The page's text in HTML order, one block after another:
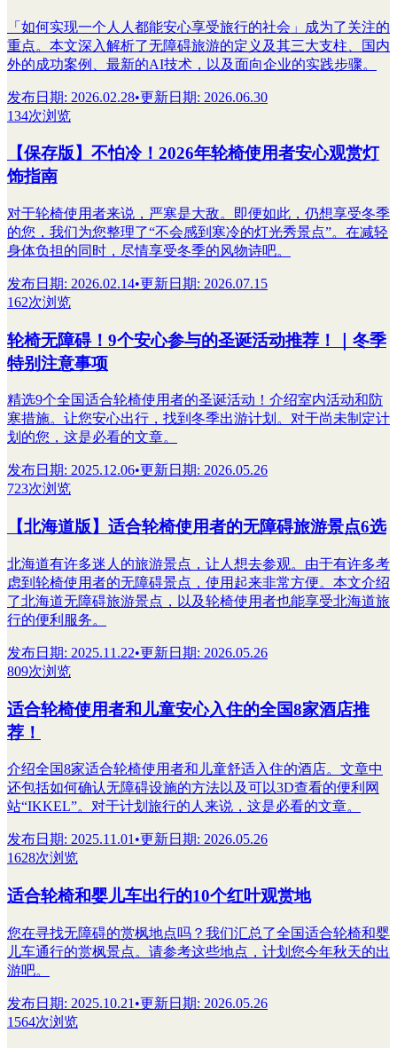
「如何实现一个人人都能安心享受旅行的社会」成为了关注的
重点。本文深入解析了无障碍旅游的定义及其三大支柱、国内
外的成功案例、最新的AI技术，以及面向企业的实践步骤。
发布日期: 2026.02.28•更新日期: 2026.06.30
134次浏览
【保存版】不怕冷！2026年轮椅使用者安心观赏灯
饰指南
对于轮椅使用者来说，严寒是大敌。即便如此，仍想享受冬季
的您，我们为您整理了“不会感到寒冷的灯光秀景点”。在减轻
身体负担的同时，尽情享受冬季的风物诗吧。
发布日期: 2026.02.14•更新日期: 2026.07.15
162次浏览
轮椅无障碍！9个安心参与的圣诞活动推荐！｜冬季
特别注意事项
精选9个全国适合轮椅使用者的圣诞活动！介绍室内活动和防
寒措施。让您安心出行，找到冬季出游计划。对于尚未制定计
划的您，这是必看的文章。
发布日期: 2025.12.06•更新日期: 2026.05.26
723次浏览
【北海道版】适合轮椅使用者的无障碍旅游景点6选
北海道有许多迷人的旅游景点，让人想去参观。由于有许多考
虑到轮椅使用者的无障碍景点，使用起来非常方便。本文介绍
了北海道无障碍旅游景点，以及轮椅使用者也能享受北海道旅
行的便利服务。
发布日期: 2025.11.22•更新日期: 2026.05.26
809次浏览
适合轮椅使用者和儿童安心入住的全国8家酒店推
荐！
介绍全国8家适合轮椅使用者和儿童舒适入住的酒店。文章中
还包括如何确认无障碍设施的方法以及可以3D查看的便利网
站“IKKEL”。对于计划旅行的人来说，这是必看的文章。
发布日期: 2025.11.01 •更新日期: 2026.05.26
1628次浏览
适合轮椅和婴儿车出行的10个红叶观赏地
您在寻找无障碍的赏枫地点吗？我们汇总了全国适合轮椅和婴
儿车通行的赏枫景点。请参考这些地点，计划您今年秋天的出
游吧。
发布日期: 2025.10.21 •更新日期: 2026.05.26
1564次浏览